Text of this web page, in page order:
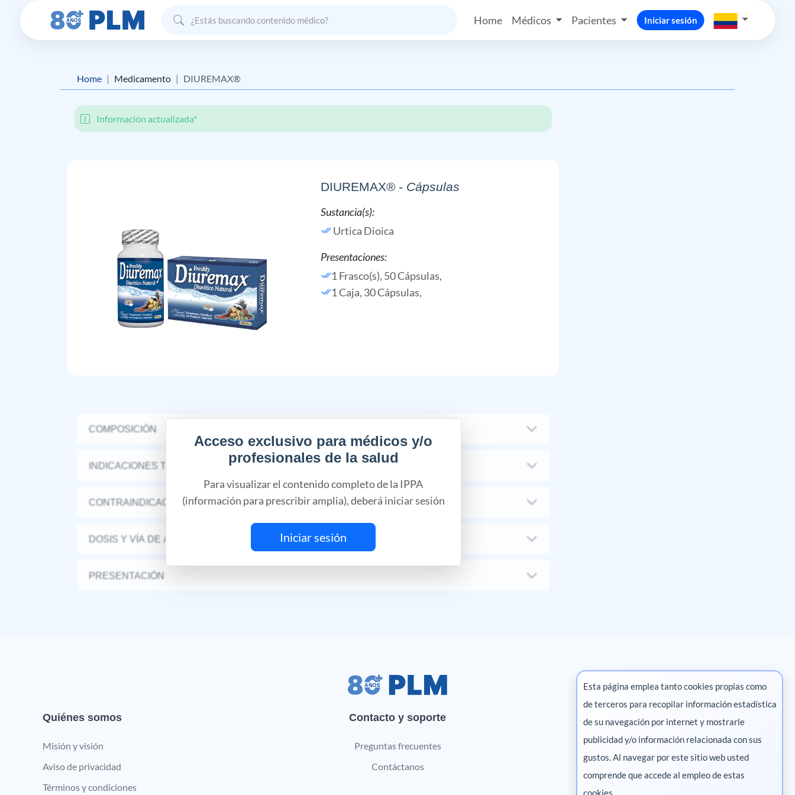
Home Médicos Pacientes Iniciar sesión
Home Medicamento DIUREMAX®
Información actualizada*
DIUREMAX® - Cápsulas
Sustancia(s):
Urtica Dioica
Presentaciones:
1 Frasco(s), 50 Cápsulas,
1 Caja, 30 Cápsulas,
Acceso exclusivo para médicos y/o
profesionales de la salud
Para visualizar el contenido completo de la IPPA
(información para prescribir amplia), deberá iniciar sesión
Iniciar sesión
COMPOSICIÓN
INDICACIONES TERAPÉUTICAS
CONTRAINDICACIONES
DOSIS Y VÍA DE ADMINISTRACIÓN
PRESENTACIÓN
Quiénes somos
Misión y visión
Aviso de privacidad
Términos y condiciones
Contacto y soporte
Preguntas frecuentes
Contáctanos
Marketing digital
Pharma
Esta página emplea tanto cookies propias como
de terceros para recopilar información estadística
de su navegación por internet y mostrarle
publicidad y/o información relacionada con sus
gustos. Al navegar por este sitio web usted
comprende que accede al empleo de estas
cookies.